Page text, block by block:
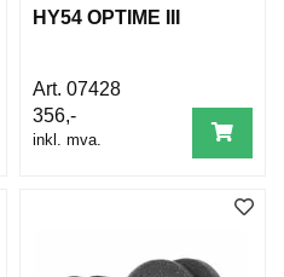
HY54 OPTIME III
07428
356,-
inkl. mva.